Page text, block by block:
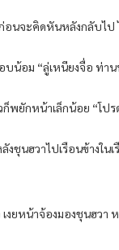
อนจะคิดหันหลังกลับไ
น้อม “ลู่เหนียงจื่อ ท่า
พยักหน้าเล็กน้อย “โปร
งชุนฮวาไปเรือนข้างใ
เงยหน้าจ้องมองชุนฮว